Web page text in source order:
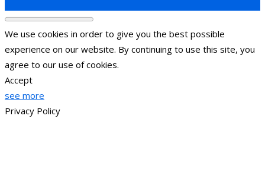
We use cookies in order to give you the best possible
experience on our website. By continuing to use this site, you
agree to our use of cookies.
Accept
see more
Privacy Policy